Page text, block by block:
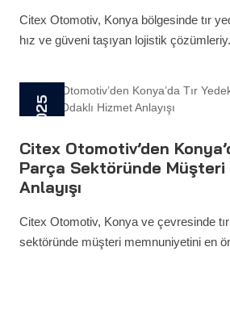
Citex Otomotiv, Konya bölgesinde tır
hız ve güveni taşıyan lojistik
28 Mayıs 2025
Citex Otomotiv’den
Parça Sektöründe Müşteri
Anlayışı
Citex Otomotiv, Konya ve çevresinde
sektöründe müşteri memnuniyetini en